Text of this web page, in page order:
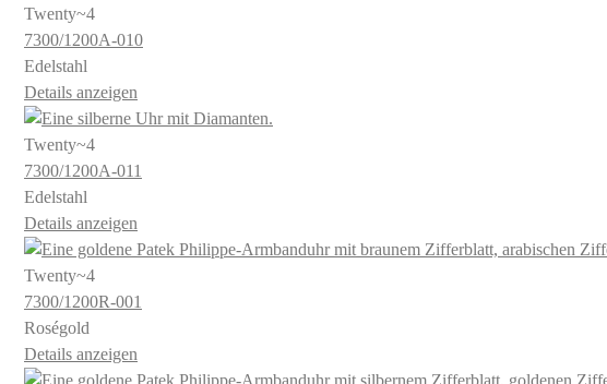
Twenty~4
7300​/1200A​-010
Edelstahl
Details anzeigen
Twenty~4
7300​/1200A​-011
Edelstahl
Details anzeigen
Twenty~4
7300​/1200R​-001
Roségold
Details anzeigen